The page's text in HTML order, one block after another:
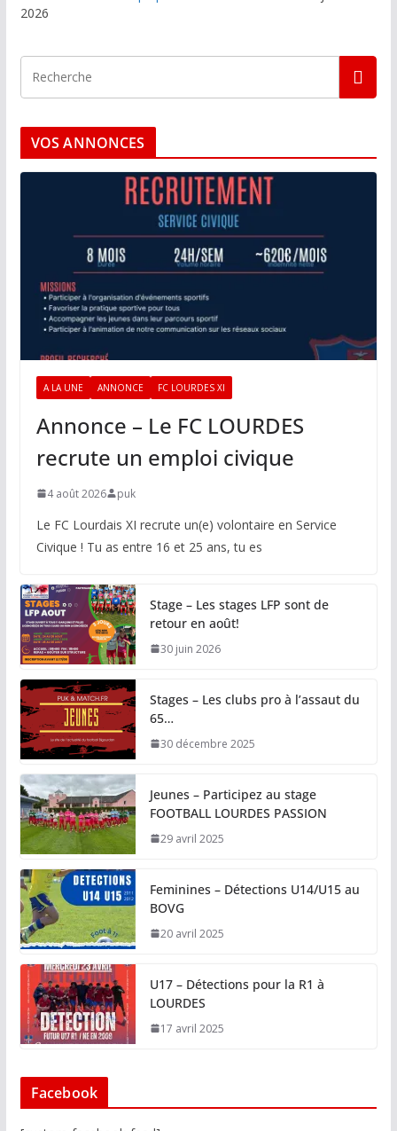
2026
VOS ANNONCES
A LA UNE ANNONCE FC LOURDES XI
Annonce – Le FC LOURDES
recrute un emploi civique
4 août 2026 puk
Le FC Lourdais XI recrute un(e) volontaire en Service
Civique ! Tu as entre 16 et 25 ans, tu es
Stage – Les stages LFP sont de
retour en août!
30 juin 2026
Stages – Les clubs pro à l’assaut du
65…
30 décembre 2025
Jeunes – Participez au stage
FOOTBALL LOURDES PASSION
29 avril 2025
Feminines – Détections U14/U15 au
BOVG
20 avril 2025
U17 – Détections pour la R1 à
LOURDES
17 avril 2025
Facebook